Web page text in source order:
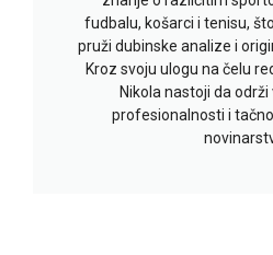
fudbalu, košarci i tenisu,
pruži dubinske analize i
Kroz svoju ulogu na čelu
Nikola nastoji da
profesionalnosti i